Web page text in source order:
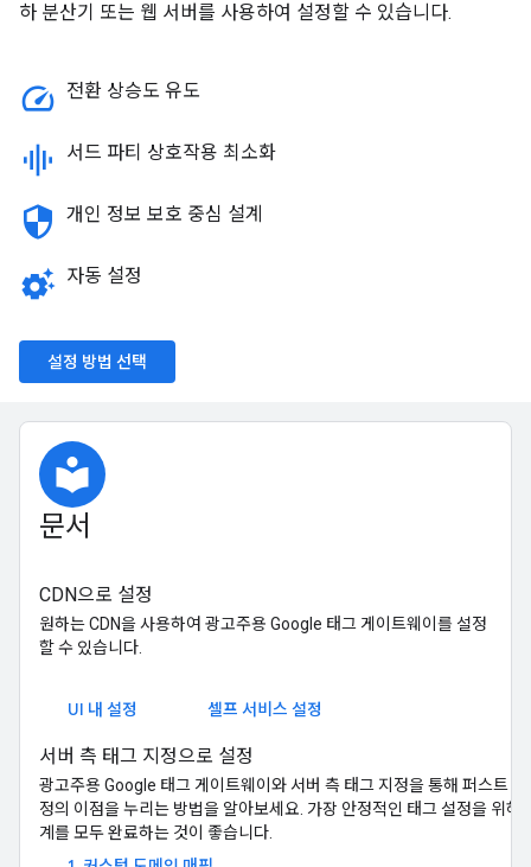
하 분산기 또는 웹 서버를 사용하여 설정할 수 있습니다.
speed 전환 상승도 유도
graphic_eq 서드 파티 상호작용 최소화
security 개인 정보 보호 중심 설계
settings_suggestion
자동 설정
설정 방법 선택
local_library
문서
CDN으로 설정
원하는 CDN을 사용하여 광고주용 Google 태그 게이트웨이를 설정
할 수 있습니다.
UI 내 설정 셀프 서비스 설정
서버 측 태그 지정으로 설정
광고주용 Google 태그 게이트웨이와 서버 측 태그 지정을 통해 퍼스트 파
정의 이점을 누리는 방법을 알아보세요. 가장 안정적인 태그 설정을 위해
계를 모두 완료하는 것이 좋습니다.